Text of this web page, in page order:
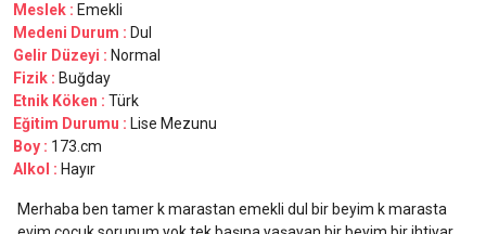
Meslek : Emekli
Medeni Durum : Dul
Gelir Düzeyi : Normal
Fizik : Buğday
Etnik Köken : Türk
Eğitim Durumu : Lise Mezunu
Boy : 173.cm
Alkol : Hayır
Merhaba ben tamer k marastan emekli dul bir beyim k marasta